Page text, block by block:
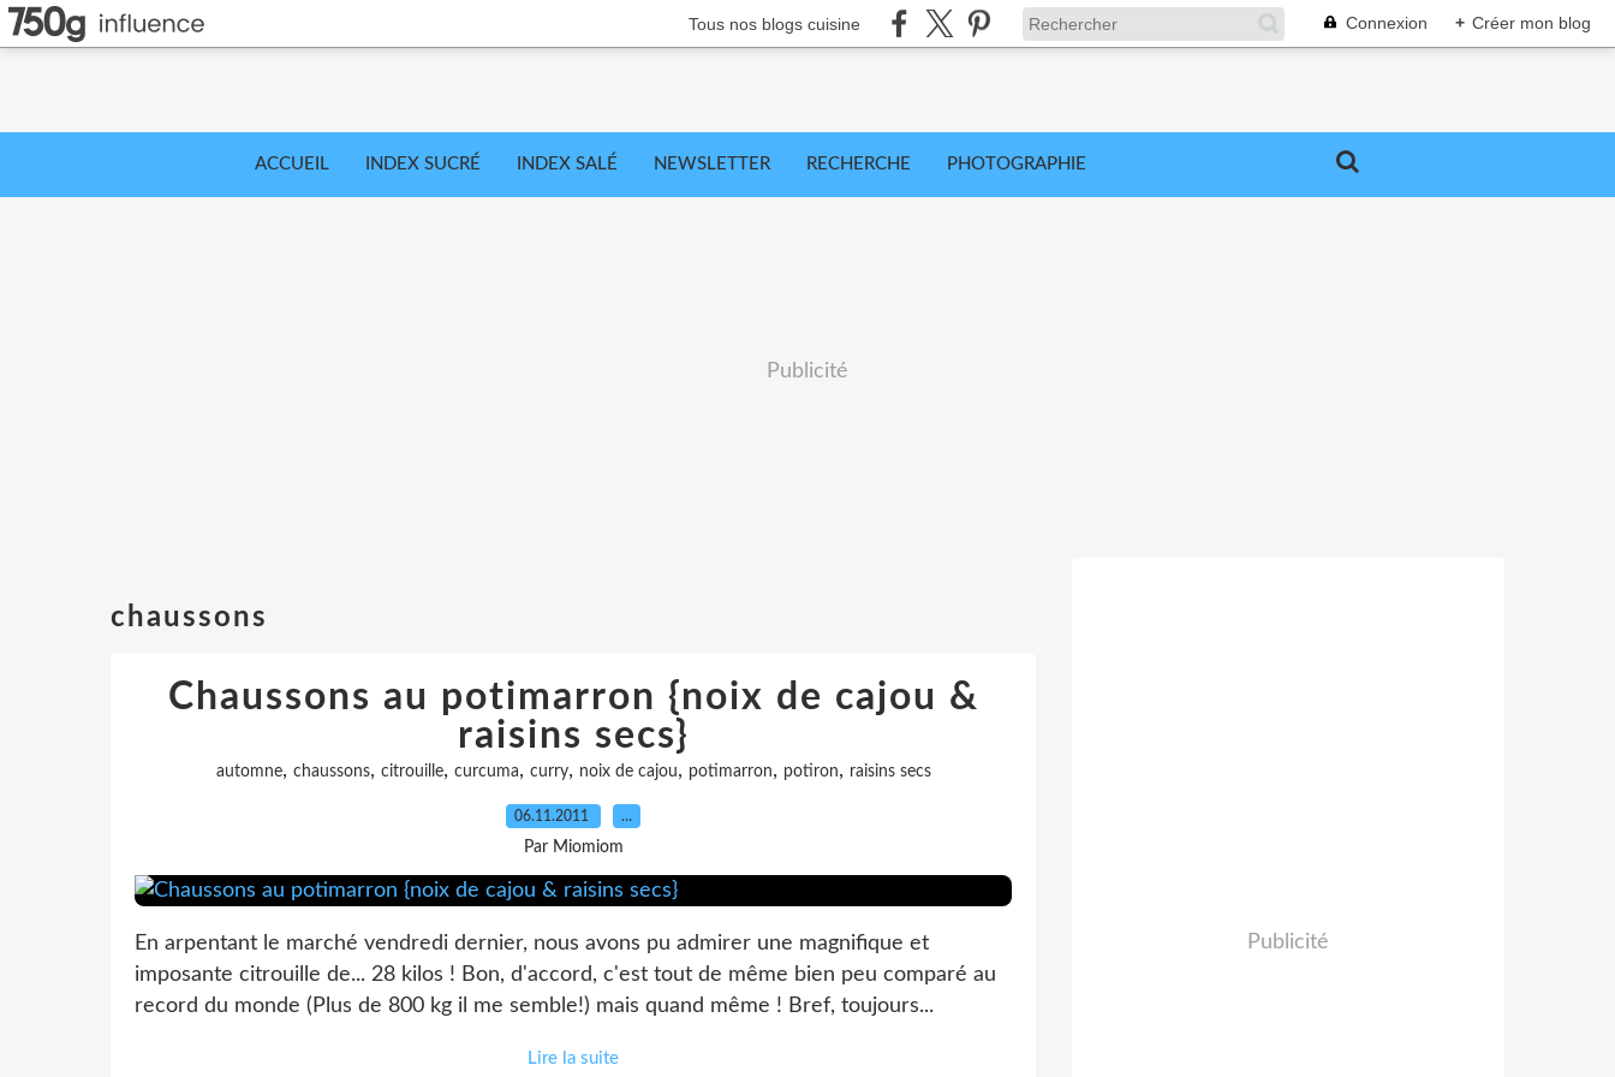
Tous nos blogs cuisine Connexion + Créer mon blog
ACCUEIL INDEX SUCRÉ INDEX SALÉ NEWSLETTER RECHERCHE PHOTOGRAPHIE
Publicité
chaussons
Chaussons au potimarron {noix de cajou &
raisins secs}
automne, chaussons, citrouille, curcuma, curry, noix de cajou, potimarron, potiron, raisins secs
06.11.2011 …
Par Miomiom
En arpentant le marché vendredi dernier, nous avons pu admirer une magnifique et
imposante citrouille de... 28 kilos ! Bon, d'accord, c'est tout de même bien peu comparé au
record du monde (Plus de 800 kg il me semble!) mais quand même ! Bref, toujours...
Lire la suite
Publicité